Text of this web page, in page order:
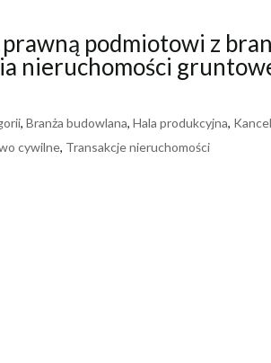
podmiotowi z
nieruchomości
,Branża budowlana,Hala produkcyjna,
cywilne, Transakcje nieruchomości